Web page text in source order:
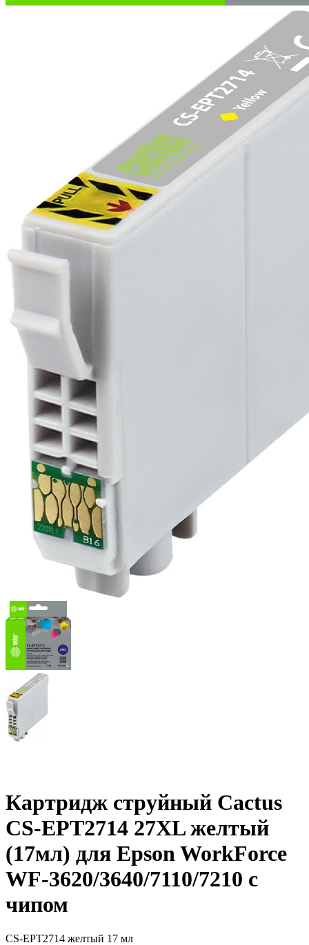
Картридж струйный Cactus
CS-EPT2714 27XL желтый
(17мл) для Epson WorkForce
WF-3620/3640/7110/7210 с
чипом
CS-EPT2714 желтый 17 мл